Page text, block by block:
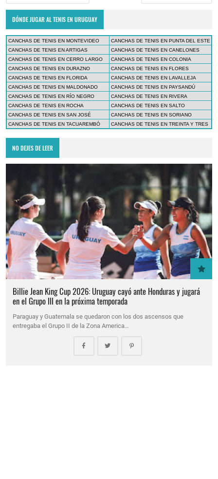
DÓNDE JUGAR AL TENIS EN URUGUAY
CANCHAS DE TENIS EN MONTEVIDEO
CANCHAS DE TENIS EN PUNTA DEL ESTE
CANCHAS DE TENIS EN ARTIGAS
CANCHAS DE TENIS EN CANELONES
CANCHAS DE TENIS EN CERRO LARGO
CANCHAS DE TENIS EN COLONIA
CANCHAS DE TENIS EN DURAZNO
CANCHAS DE TENIS EN FLORES
CANCHAS DE TENIS EN FLORIDA
CANCHAS DE TENIS EN LAVALLEJA
CANCHAS DE TENIS EN MALDONADO
CANCHAS DE TENIS EN PAYSANDÚ
CANCHAS DE TENIS EN RÍO NEGRO
CANCHAS DE TENIS EN RIVERA
CANCHAS DE TENIS EN ROCHA
CANCHAS DE TENIS EN SALTO
CANCHAS DE TENIS EN SAN JOSÉ
CANCHAS DE TENIS EN SORIANO
CANCHAS DE TENIS EN TACUAREMBÓ
CANCHAS DE TENIS EN TREINTA Y TRES
NO DEJES DE LEER
Billie Jean King Cup 2026: Uruguay cayó ante Honduras y jugará
en el Grupo III en la próxima temporada
Paraguay y Guatemala se quedaron con los dos ascensos que
entregaba el Grupo II de la Zona America…